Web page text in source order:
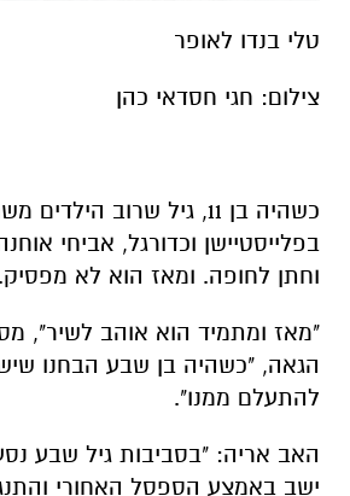
טלי בנדו לאופר
צילום: חגי חסדאי כהן
כשהיה בן 11, גיל שרוב
בפלייסטיישן וכדורגל, אביחי
וחתן לחופה. ומאז הוא לא מפסיק.
"מאז ומתמיד הוא אוהב לשיר",
הגאה, "כשהיה בן שבע הבחנו
להתעלם ממנו".
האב אריה: "בסביבות גיל שבע
ישב באמצע הספסל האחורי